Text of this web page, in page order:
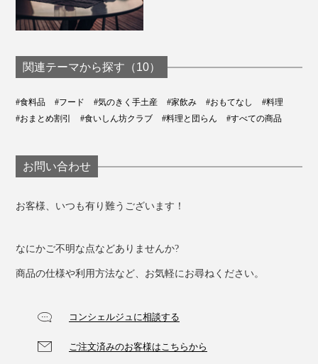
関連テーマから探す（10）
#食料品 #フード #気のきく手土産 #家飲み #おもてなし
#料理
#おまとめ割引
#食いしん坊クラブ #料理と団らん #すべての商品
お問い合わせ
お客様、いつも有り難うございます！
なにかご不明な点などありませんか?
商品の仕様や利用方法など、お気軽にお尋ねください。
コンシェルジュに相談する
ご注文済みのお客様はこちらから